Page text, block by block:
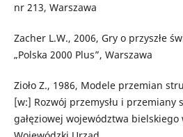
nr 213, Warszawa
Zacher L.W., 2006, Gry o przyszłe
„Polska 2000 Plus”, Warszawa
Zioło Z., 1986, Modele przemian
[w:] Rozwój przemysłu i
gałęziowej województwa bielskiego